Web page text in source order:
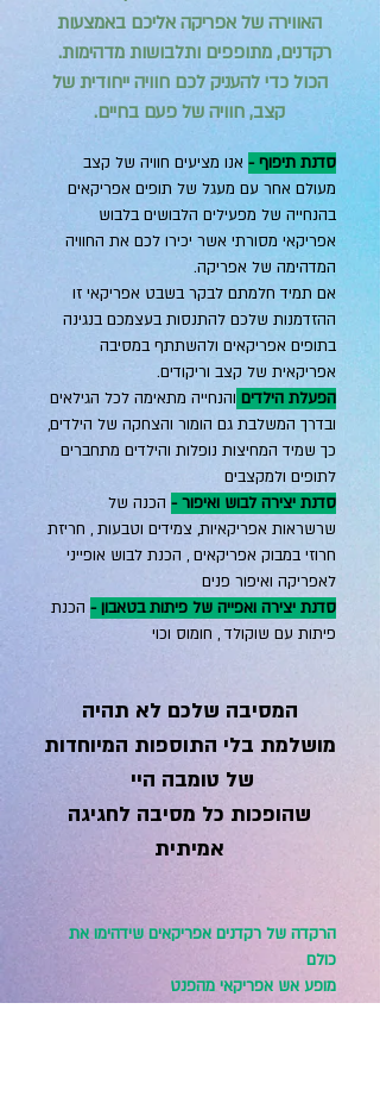
האווירה של אפריקה אליכם באמצעות
רקדנים, מתופפים ותלבושות מדהימות.
הכול כדי להעניק לכם חוויה ייחודית של
קצב, חוויה של פעם בחיים.
סדנת תיפוף - אנו מציעים חוויה של קצב
מעולם אחר עם מעגל של תופים אפריקאים
בהנחייה של מפעילים הלבושים בלבוש
אפריקאי מסורתי אשר יכירו לכם את החוויה
המדהימה של אפריקה.
אם תמיד חלמתם לבקר בשבט אפריקאי זו
ההזדמנות שלכם להתנסות בעצמכם בנגינה
בתופים אפריקאים ולהשתתף במסיבה
אפריקאית של קצב וריקודים.
הפעלת הילדים והנחייה מתאימה לכל הגילאים
ובדרך המשלבת גם הומור והצחקה של הילדים,
כך שמיד המחיצות נופלות והילדים מתחברים
לתופים ולמקצבים
סדנת יצירה לבוש ואיפור - הכנה של
שרשראות אפריקאיות, צמידים וטבעות , חריזת
חרוזי במבוק אפריקאים , הכנת לבוש אופייני
לאפריקה ואיפור פנים
סדנת יצירה ואפייה של פיתות בטאבון - הכנת
פיתות עם שוקולד , חומוס וכוי
המסיבה שלכם לא תהיה
מושלמת בלי התוספות המיוחדות
של טומבה היי
שהופכות כל מסיבה לחגיגה
אמיתית
הרקדה של רקדנים אפריקאים שידהימו את
כולם
מופע אש אפריקאי מהפנט